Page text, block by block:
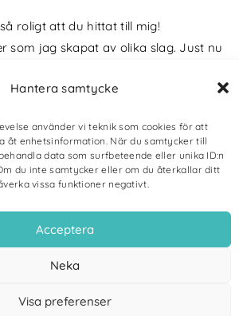
Hantera samtycke
använder vi teknik som cookies för att
åt enhetsinformation. När du samtycker till
data som surfbeteende eller unika ID:n
du inte samtycker eller om du återkallar ditt
vissa funktioner negativt.
Acceptera
Neka
Visa preferenser
roligt att du hittat till mig!
som jag skapat av olika slag. Just nu
och många bilder visar min
min vackra hund. Men också lite
2026 – All rights reserved. |Integritetspolicy|
och sponsor: CoreIT, Örnsköldsvik